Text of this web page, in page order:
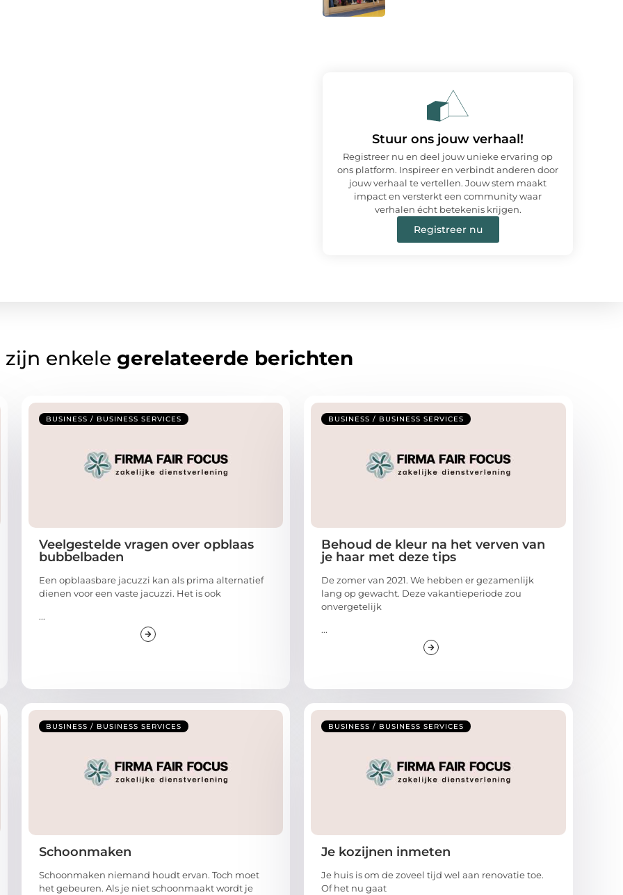
Stuur ons jouw verhaal!
Registreer nu en deel jouw unieke ervaring op
ons platform. Inspireer en verbindt anderen door
jouw verhaal te vertellen. Jouw stem maakt
impact en versterkt een community waar
verhalen écht betekenis krijgen.
Registreer nu
zijn enkele gerelateerde berichten
BUSINESS / BUSINESS SERVICES
Veelgestelde vragen over opblaas
bubbelbaden
Een opblaasbare jacuzzi kan als prima alternatief
dienen voor een vaste jacuzzi. Het is ook
...
BUSINESS / BUSINESS SERVICES
Behoud de kleur na het verven van
je haar met deze tips
De zomer van 2021. We hebben er gezamenlijk
lang op gewacht. Deze vakantieperiode zou
onvergetelijk
...
BUSINESS / BUSINESS SERVICES
Schoonmaken
Schoonmaken niemand houdt ervan. Toch moet
het gebeuren. Als je niet schoonmaakt wordt je
BUSINESS / BUSINESS SERVICES
Je kozijnen inmeten
Je huis is om de zoveel tijd wel aan renovatie toe.
Of het nu gaat